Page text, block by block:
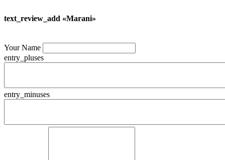
text_review_add «Marani»
Your Name
entry_pluses
entry_minuses